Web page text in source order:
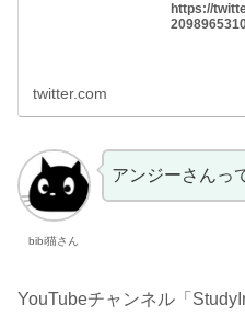
https://
twitter.com
bibi猫さん
アンジーさんっ
YouTubeチャンネル「